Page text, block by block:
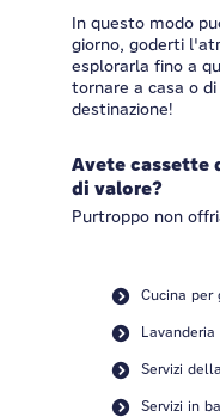
In questo modo
giorno, goderti
esplorarla fino a
tornare a casa o
destinazione!
Avete cassette
di valore?
Purtroppo non
Cucina per
Servizi
Servizi in